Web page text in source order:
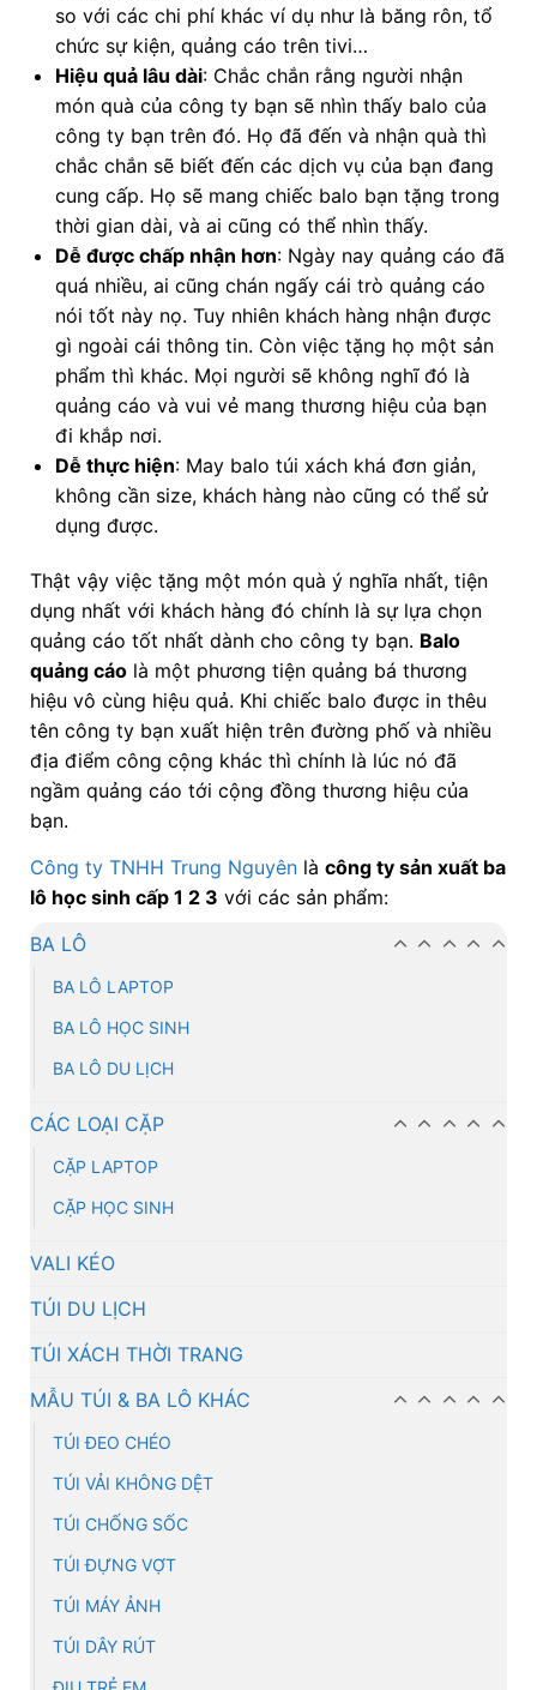
so với các chi phí khác ví dụ như là băng rôn, tổ
chức sự kiện, quảng cáo trên tivi…
Hiệu quả lâu dài: Chắc chắn rằng người nhận
món quà của công ty bạn sẽ nhìn thấy balo của
công ty bạn trên đó. Họ đã đến và nhận quà thì
chắc chắn sẽ biết đến các dịch vụ của bạn đang
cung cấp. Họ sẽ mang chiếc balo bạn tặng trong
thời gian dài, và ai cũng có thể nhìn thấy.
Dễ được chấp nhận hơn: Ngày nay quảng cáo đã
quá nhiều, ai cũng chán ngấy cái trò quảng cáo
nói tốt này nọ. Tuy nhiên khách hàng nhận được
gì ngoài cái thông tin. Còn việc tặng họ một sản
phẩm thì khác. Mọi người sẽ không nghĩ đó là
quảng cáo và vui vẻ mang thương hiệu của bạn
đi khắp nơi.
Dễ thực hiện: May balo túi xách khá đơn giản,
không cần size, khách hàng nào cũng có thể sử
dụng được.
Thật vậy việc tặng một món quà ý nghĩa nhất, tiện
dụng nhất với khách hàng đó chính là sự lựa chọn
quảng cáo tốt nhất dành cho công ty bạn. Balo
quảng cáolà một phương tiện quảng bá thương
hiệu vô cùng hiệu quả. Khi chiếc balo được in thêu
tên công ty bạn xuất hiện trên đường phố và nhiều
địa điểm công cộng khác thì chính là lúc nó đã
ngầm quảng cáo tới cộng đồng thương hiệu của
bạn.
Công ty TNHH Trung Nguyênlà công ty sản xuất ba
lô học sinh cấp 1 2 3 với các sản phẩm:
BA LÔ
BA LÔ LAPTOP
BA LÔ HỌC SINH
BA LÔ DU LỊCH
CÁC LOẠI CẶP
CẶP LAPTOP
CẶP HỌC SINH
VALI KÉO
TÚI DU LỊCH
TÚI XÁCH THỜI TRANG
MẪU TÚI & BA LÔ KHÁC
TÚI ĐEO CHÉO
TÚI VẢI KHÔNG DỆT
TÚI CHỐNG SỐC
TÚI ĐỰNG VỢT
TÚI MÁY ẢNH
TÚI DÂY RÚT